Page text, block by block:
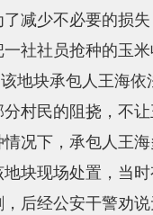
了减少不必要的损
社社员抢种的玉
地块承包人王海
村民的阻挠，不
况下，承包人王
块现场处置，当
后经公安干警劝